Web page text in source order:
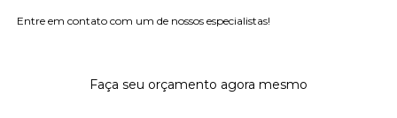
Entre em contato com um de nossos especialistas!
Faça seu orçamento agora mesmo